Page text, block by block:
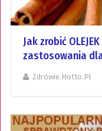
Jak zrobić
zastosowania dla
Zdrowie.hotto.pl